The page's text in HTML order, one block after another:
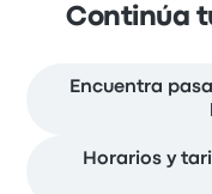
Continúa
Encuentra
Horarios y